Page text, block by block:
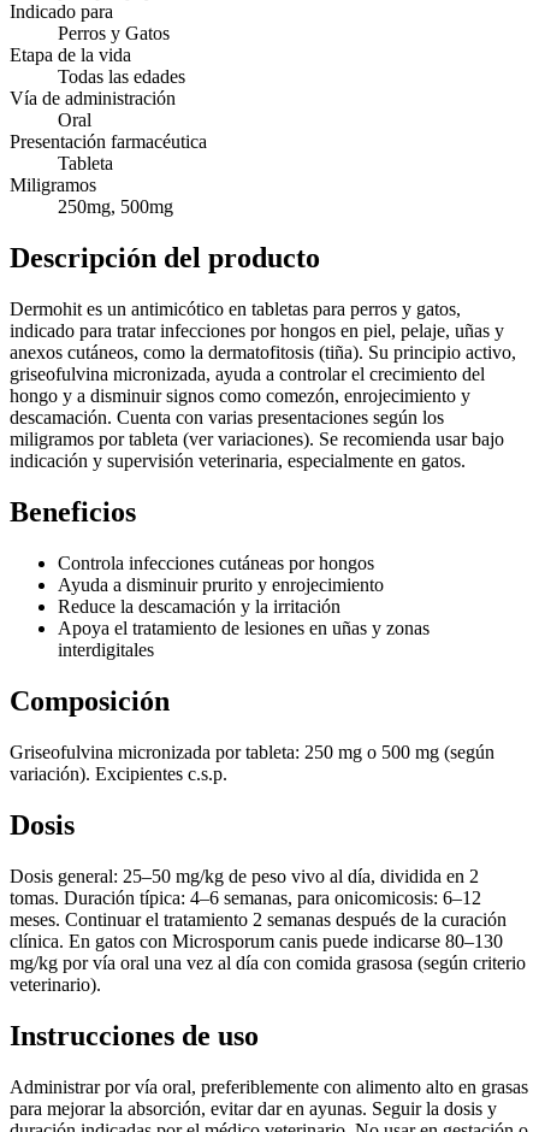
Indicado para
Perros y Gatos
Etapa de la vida
Todas las edades
Vía de administración
Oral
Presentación farmacéutica
Tableta
Miligramos
250mg, 500mg
Descripción del producto
Dermohit es un antimicótico en tabletas para perros y gatos,
indicado para tratar infecciones por hongos en piel, pelaje, uñas y
anexos cutáneos, como la dermatofitosis (tiña). Su principio activo,
griseofulvina micronizada, ayuda a controlar el crecimiento del
hongo y a disminuir signos como comezón, enrojecimiento y
descamación. Cuenta con varias presentaciones según los
miligramos por tableta (ver variaciones). Se recomienda usar bajo
indicación y supervisión veterinaria, especialmente en gatos.
Beneficios
Controla infecciones cutáneas por hongos
Ayuda a disminuir prurito y enrojecimiento
Reduce la descamación y la irritación
Apoya el tratamiento de lesiones en uñas y zonas
interdigitales
Composición
Griseofulvina micronizada por tableta: 250 mg o 500 mg (según
variación). Excipientes c.s.p.
Dosis
Dosis general: 25–50 mg/kg de peso vivo al día, dividida en 2
tomas. Duración típica: 4–6 semanas, para onicomicosis: 6–12
meses. Continuar el tratamiento 2 semanas después de la curación
clínica. En gatos con Microsporum canis puede indicarse 80–130
mg/kg por vía oral una vez al día con comida grasosa (según criterio
veterinario).
Instrucciones de uso
Administrar por vía oral, preferiblemente con alimento alto en grasas
para mejorar la absorción, evitar dar en ayunas. Seguir la dosis y